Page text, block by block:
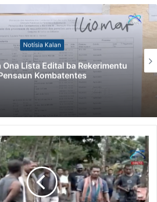
Notísia Kalan
Ona Lista Edital ba Rekerimentu
Kombatentes